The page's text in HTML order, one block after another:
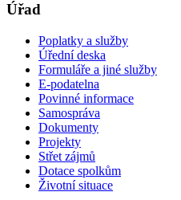
Úřad
Poplatky a služby
Úřední deska
Formuláře a jiné služby
E-podatelna
Povinné informace
Samospráva
Dokumenty
Projekty
Střet zájmů
Dotace spolkům
Životní situace